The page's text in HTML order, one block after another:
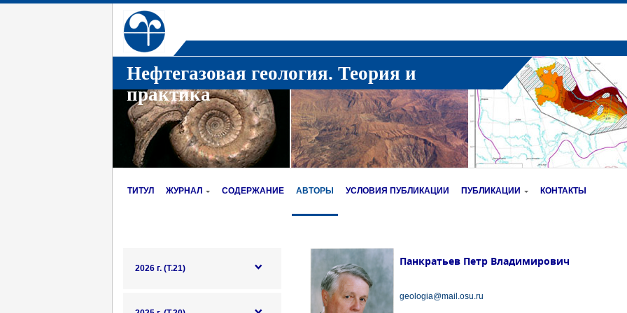
Нефтегазовая геология. Теория и
практика
ТИТУЛ ЖУРНАЛ СОДЕРЖАНИЕ АВТОРЫ УСЛОВИЯ ПУБЛИКАЦИИ ПУБЛИКАЦИИ КОНТАКТЫ
2026 г. (Т.21)
Панкратьев Петр Владимирович
geologia@mail.osu.ru